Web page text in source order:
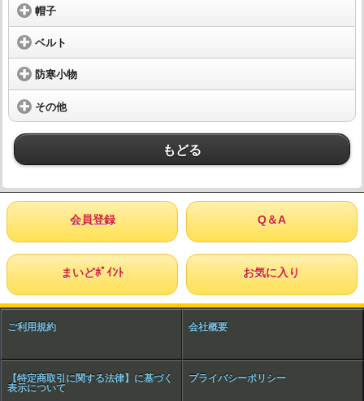
帽子
ベルト
防寒小物
その他
もどる
会員登録 Q＆A
まいどﾎﾟｲﾝﾄ お気に入り
ご利用規約 会社概要
【特定商取引に関する法律】に基づく
表示について
プライバシーポリシー